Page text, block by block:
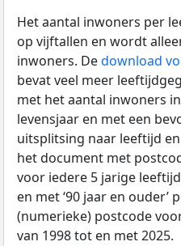
Het aantal inwoners per
op vijftallen en wordt
inwoners. Dedownload
bevat veel meer
met het aantal inwoners
levensjaar en met een
uitsplitsing naar leeftijd
het document met
voor iedere 5 jarige
en met ‘90 jaar en ouder’
(numerieke) postcode
van 1998 tot en met 2025.